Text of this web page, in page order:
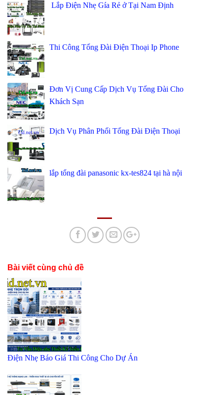
Lắp Điện Nhẹ Gía Rẻ ở Tại Nam Định
Thi Công Tổng Đài Điện Thoại Ip Phone
Đơn Vị Cung Cấp Dịch Vụ Tổng Đài Cho
Khách Sạn
Dịch Vụ Phân Phối Tổng Đài Điện Thoại
lắp tổng đài panasonic kx-tes824 tại hà nội
Bài viết cùng chủ đề
Điện Nhẹ Báo Giá Thi Công Cho Dự Án